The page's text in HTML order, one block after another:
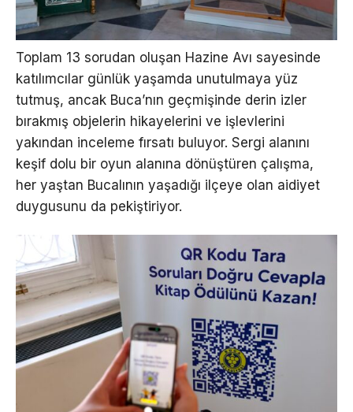
Toplam 13 sorudan oluşan Hazine Avı sayesinde
katılımcılar günlük yaşamda unutulmaya yüz
tutmuş, ancak Buca’nın geçmişinde derin izler
bırakmış objelerin hikayelerini ve işlevlerini
yakından inceleme fırsatı buluyor. Sergi alanını
keşif dolu bir oyun alanına dönüştüren çalışma,
her yaştan Bucalının yaşadığı ilçeye olan aidiyet
duygusunu da pekiştiriyor.